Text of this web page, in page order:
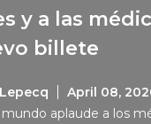
y a las
billete
April 08,
aplaude a los